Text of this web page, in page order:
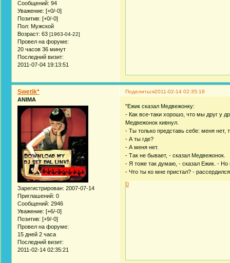
Сообщений: 94
Уважение: [+0/-0]
Позитив: [+0/-0]
Пол: Мужской
Возраст: 63 [1963-04-22]
Провел на форуме:
20 часов 36 минут
Последний визит:
2011-07-04 19:13:51
Поделиться2011-02-14 02:35:18
Swetik*
ANIMA
Зарегистрирован: 2007-07-14
Приглашений: 0
Сообщений: 2946
Уважение: [+6/-0]
Позитив: [+9/-0]
Провел на форуме:
15 дней 2 часа
Последний визит:
2011-02-14 02:35:21
"Ежик сказал Медвежонку:
- Как все-таки хорошо, что мы друг у
Медвежонок кивнул.
- Ты только представь себе: меня нет,
- А ты где?
- А меня нет.
- Так не бывает, - сказал Медвежонок.
- Я тоже так думаю, - сказал Ежик. -
- Что ты ко мне пристал? -
0